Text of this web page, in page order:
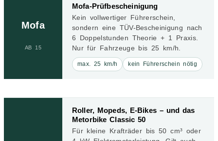
Mofa
AB 15
Mofa-Prüfbescheinigung
Kein vollwertiger Führerschein,
sondern eine TÜV-Bescheinigung nach
6 Doppelstunden Theorie + 1 Praxis.
Nur für Fahrzeuge bis 25 km/h.
max. 25 km/h kein Führerschein nötig
Roller, Mopeds, E-Bikes – und das
Metorbike Classic 50
Für kleine Krafträder bis 50 cm³ oder